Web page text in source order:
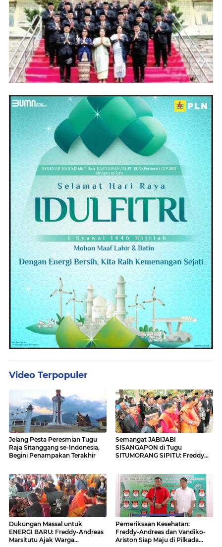
Video Terpopuler
Jelang Pesta Peresmian Tugu
Raja Sitanggang se-Indonesia,
Begini Penampakan Terakhir
Semangat JABIJABI
SISANGAPON di Tugu
SITUMORANG SIPITU: Freddy
Dukungan Massal untuk
ENERGI BARU: Freddy-Andreas
Marsitutu Ajak Warga
Pemeriksaan Kesehatan:
Freddy-Andreas dan Vandiko-
Ariston Siap Maju di Pilkada